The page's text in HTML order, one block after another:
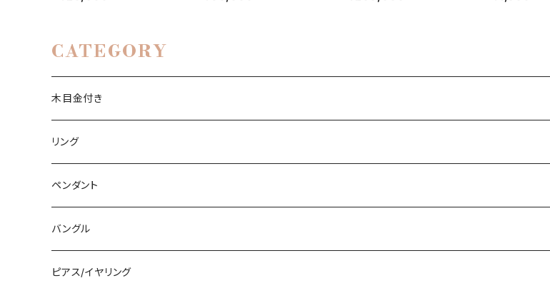
CATEGORY
木目金付き
リング
ペンダント
バングル
リング
石付きシルバーリング
槌目リング
プレーンリング
シルバーリング
木目金付リング
ペンダント
木目金付ペンダント
石付きペンダント
バングル
シルバーバングル
ピアス/イヤリング